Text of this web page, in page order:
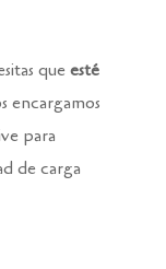
queesté
encargamos
para
de carga